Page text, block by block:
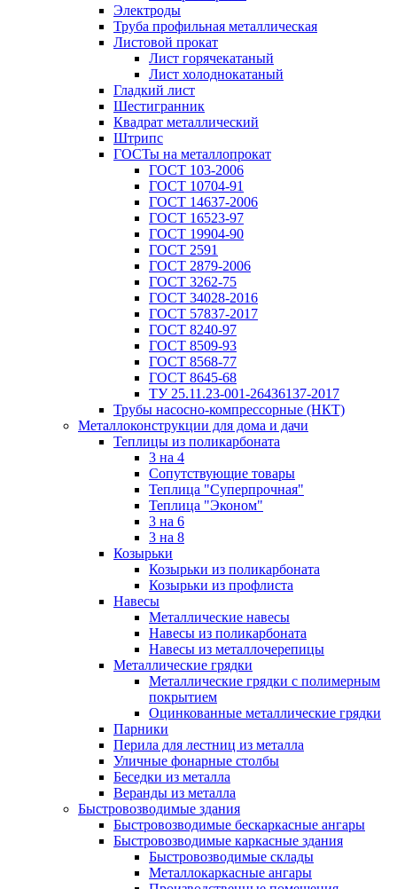
Электроды
Труба профильная металлическая
Листовой прокат
Лист горячекатаный
Лист холоднокатаный
Гладкий лист
Шестигранник
Квадрат металлический
Штрипс
ГОСТы на металлопрокат
ГОСТ 103-2006
ГОСТ 10704-91
ГОСТ 14637-2006
ГОСТ 16523-97
ГОСТ 19904-90
ГОСТ 2591
ГОСТ 2879-2006
ГОСТ 3262-75
ГОСТ 34028-2016
ГОСТ 57837-2017
ГОСТ 8240-97
ГОСТ 8509-93
ГОСТ 8568-77
ГОСТ 8645-68
ТУ 25.11.23-001-26436137-2017
Трубы насосно-компрессорные (НКТ)
Металлоконструкции для дома и дачи
Теплицы из поликарбоната
3 на 4
Сопутствующие товары
Теплица "Суперпрочная"
Теплица "Эконом"
3 на 6
3 на 8
Козырьки
Козырьки из поликарбоната
Козырьки из профлиста
Навесы
Металлические навесы
Навесы из поликарбоната
Навесы из металлочерепицы
Металлические грядки
Металлические грядки с полимерным
покрытием
Оцинкованные металлические грядки
Парники
Перила для лестниц из металла
Уличные фонарные столбы
Беседки из металла
Веранды из металла
Быстровозводимые здания
Быстровозводимые бескаркасные ангары
Быстровозводимые каркасные здания
Быстровозводимые склады
Металлокаркасные ангары